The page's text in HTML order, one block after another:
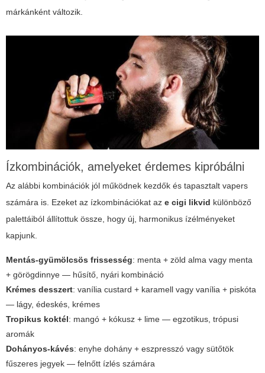
márkánként változik.
Ízkombinációk, amelyeket érdemes kipróbálni
Az alábbi kombinációk jól működnek kezdők és tapasztalt vapers
számára is. Ezeket az ízkombinációkat az e cigi likvid különböző
palettáiból állítottuk össze, hogy új, harmonikus ízélményeket
kapjunk.
Mentás-gyümölcsös frissesség: menta + zöld alma vagy menta
+ görögdinnye — hűsítő, nyári kombináció
Krémes desszert: vanília custard + karamell vagy vanília + piskóta
— lágy, édeskés, krémes
Tropikus koktél: mangó + kókusz + lime — egzotikus, trópusi
aromák
Dohányos-kávés: enyhe dohány + eszpresszó vagy sütőtök
fűszeres jegyek — felnőtt ízlés számára